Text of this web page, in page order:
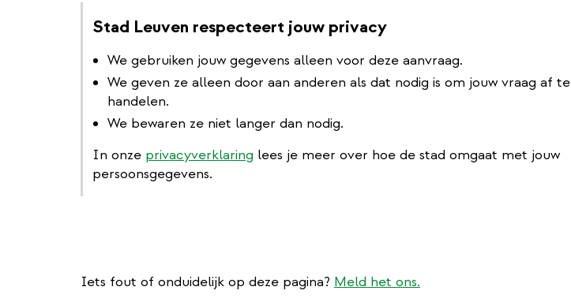
Stad Leuven respecteert jouw privacy
We gebruiken jouw gegevens alleen voor deze aanvraag.
We geven ze alleen door aan anderen als dat nodig is om jouw vraag af te
handelen.
We bewaren ze niet langer dan nodig.
In onze privacyverklaring lees je meer over hoe de stad omgaat met jouw
persoonsgegevens.
Iets fout of onduidelijk op deze pagina? Meld het ons.